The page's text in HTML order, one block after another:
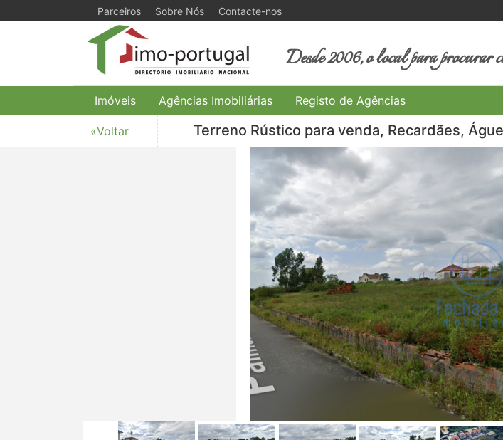
Parceiros Sobre Nós Contacte-nos
Desde 2006, o local para procurar
Imóveis Agências Imobiliárias Registo de Agências
«Voltar Terreno Rústico para venda, Recardães,